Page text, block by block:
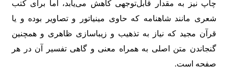
چاپ نیز به مقدار قابل‌توجهی کاهش می‌یابد، اما برای کتب
شعری مانند شاهنامه که حاوی مینیاتور و تصاویر بوده و یا
قرآن مجید که نیاز به تذهیب و زیباسازی ظاهری و همچنین
گنجاندن متن اصلی به همراه معنی و گاهی تفسیر آن در هر
صفحه است.